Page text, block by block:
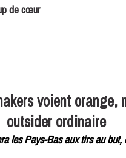
de cœur
voient orange,
outsider ordinaire
les Pays-Bas aux tirs au